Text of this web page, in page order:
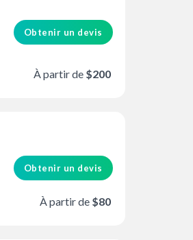
Obtenir un devis
À partir de $200
Obtenir un devis
À partir de $80